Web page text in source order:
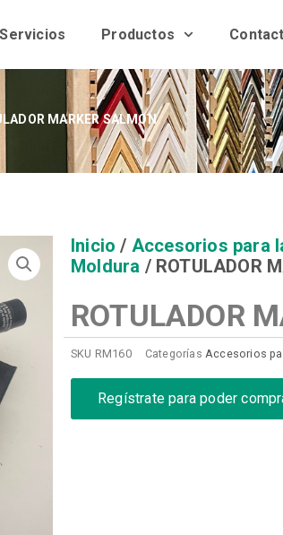
Servicios Productos
MARKER SALMON
Inicio / Accesorios para
Moldura / ROTULADOR
ROTULADOR
SKU RM160 Categorías Accesorios
Regístrate para poder